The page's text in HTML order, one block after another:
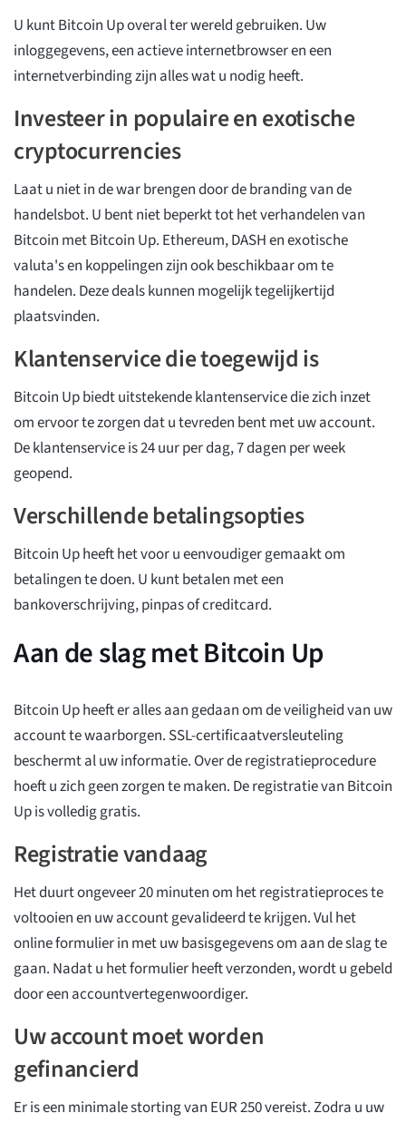
U kunt Bitcoin Up overal ter wereld gebruiken. Uw
inloggegevens, een actieve internetbrowser en een
internetverbinding zijn alles wat u nodig heeft.
Investeer in populaire en exotische
cryptocurrencies
Laat u niet in de war brengen door de branding van de
handelsbot. U bent niet beperkt tot het verhandelen van
Bitcoin met Bitcoin Up. Ethereum, DASH en exotische
valuta's en koppelingen zijn ook beschikbaar om te
handelen. Deze deals kunnen mogelijk tegelijkertijd
plaatsvinden.
Klantenservice die toegewijd is
Bitcoin Up biedt uitstekende klantenservice die zich inzet
om ervoor te zorgen dat u tevreden bent met uw account.
De klantenservice is 24 uur per dag, 7 dagen per week
geopend.
Verschillende betalingsopties
Bitcoin Up heeft het voor u eenvoudiger gemaakt om
betalingen te doen. U kunt betalen met een
bankoverschrijving, pinpas of creditcard.
Aan de slag met Bitcoin Up
Bitcoin Up heeft er alles aan gedaan om de veiligheid van uw
account te waarborgen. SSL-certificaatversleuteling
beschermt al uw informatie. Over de registratieprocedure
hoeft u zich geen zorgen te maken. De registratie van Bitcoin
Up is volledig gratis.
Registratie vandaag
Het duurt ongeveer 20 minuten om het registratieproces te
voltooien en uw account gevalideerd te krijgen. Vul het
online formulier in met uw basisgegevens om aan de slag te
gaan. Nadat u het formulier heeft verzonden, wordt u gebeld
door een accountvertegenwoordiger.
Uw account moet worden
gefinancierd
Er is een minimale storting van EUR 250 vereist. Zodra u uw